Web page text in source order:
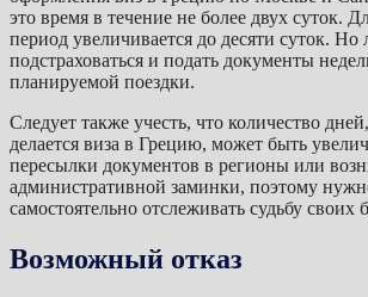
это время в течение не более двух суток.
период увеличивается до десяти суток. Но
подстраховаться и подать документы
планируемой поездки.
Следует также учесть, что количество
делается виза в Грецию, может быть
пересылки документов в регионы или
административной заминки, поэтому
самостоятельно отслеживать судьбу своих
Возможный отказ